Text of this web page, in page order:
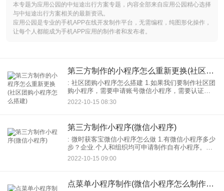
本专题为应用公园的中短途出行方案专题，内容全部来自应用公园精心选择
与中短途出行方案相关的最新资讯。
应用公园是专业的手机APP在线开发制作平台，无需编程，纯图形化操作，
让每个人都能成为手机APP应用的制作者和发布者。
第三方制作的小程序怎么重新更换(社区团购小程序怎么搭建)
: 社区团购小程序怎么搭建 1.如果我们要制作社区团
购小程序，需要申请账号微信小程序，需要认证开
通：011。之后就可以用飞多多智慧的模板小程序，
然后就可以快速出门了制作，属于我们的社区团购
2022-10-15 08:30
第三方制作小程序(微信小程序)
: 微时获客宝微信小程序怎么做 1.有微信小程序多少
步？企业.个人和组织均可申请制作自有小程序。那
么这个过程分为几个步骤呢？ 2.提交主体申请认
证，需要提供企业营业执照等。企业信息.需要注意
2022-10-15 09:00
点菜单小程序制作(微信小程序怎么制作自己的程序)